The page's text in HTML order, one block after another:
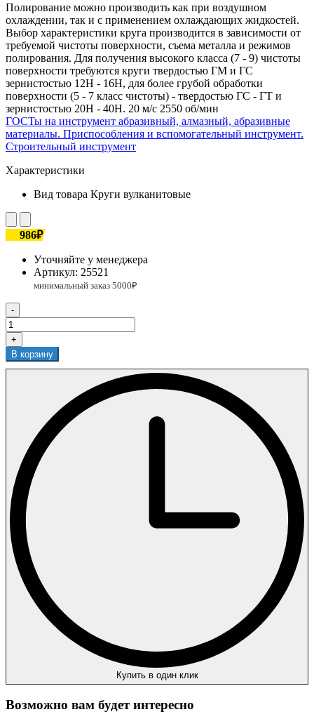
Полирование можно производить как при воздушном
охлаждении, так и с применением охлаждающих жидкостей.
Выбор характеристики круга производится в зависимости от
требуемой чистоты поверхности, съема металла и режимов
полирования. Для получения высокого класса (7 - 9) чистоты
поверхности требуются круги твердостью ГМ и ГС
зернистостью 12Н - 16Н, для более грубой обработки
поверхности (5 - 7 класс чистоты) - твердостью ГС - ГТ и
зернистостью 20Н - 40Н. 20 м/с 2550 об/мин
ГОСТы на инструмент абразивный, алмазный, абразивные
материалы. Приспособления и вспомогательный инструмент.
Строительный инструмент
Характеристики
Вид товара Круги вулканитовые
986₽
Уточняйте у менеджера
Артикул: 25521
-
+
В корзину
Купить в один клик
Возможно вам будет интересно